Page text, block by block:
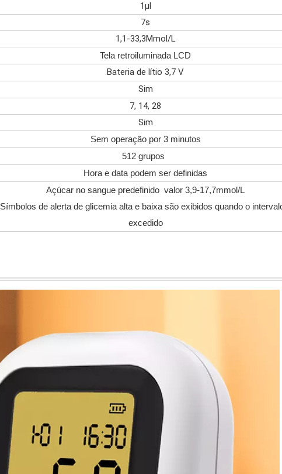
1μl
7s
1,1-33,3Mmol/L
Tela retroiluminada LCD
Bateria de lítio 3,7 V
Sim
7, 14, 28
Sim
Sem operação por 3 minutos
512 grupos
Hora e data podem ser definidas
Açúcar no sangue predefinido valor 3,9-17,7mmol/L
Símbolos de alerta de glicemia alta e baixa são exibidos quando o
excedido